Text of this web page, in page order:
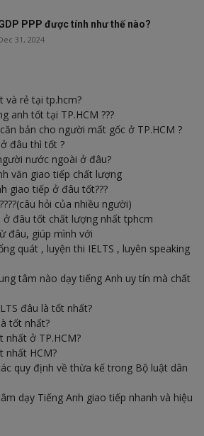
PPP được tính như thế nào?
31, 2024
và rẻ tại tp.hcm?
anh tốt tại TP.HCM ???
bản cho người mất gốc ở TP.HCM ?
đâu thì tốt ?
nước ngoài ở đâu?
văn giao tiếp chất lượng
giao tiếp ở đâu tốt???
hỏi của nhiều người)
ở đâu tốt chất lượng nhất tphcm
đâu, giúp mình với
quát , luyện thi IELTS , luyên speaking
tâm nào dạy tiếng Anh uy tín mà chất
đâu là tốt nhất?
tốt nhất?
nhất ở TP.HCM?
nhất HCM?
quy định về thừa kế trong Bộ luật dân
dạy Tiếng Anh giao tiếp nhanh và hiệu